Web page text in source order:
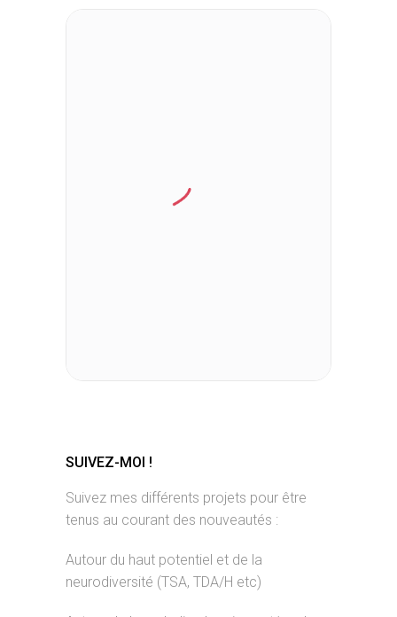
SUIVEZ-MOI !
Suivez mes différents projets pour être
tenus au courant des nouveautés :
Autour du haut potentiel et de la
neurodiversité (TSA, TDA/H etc)